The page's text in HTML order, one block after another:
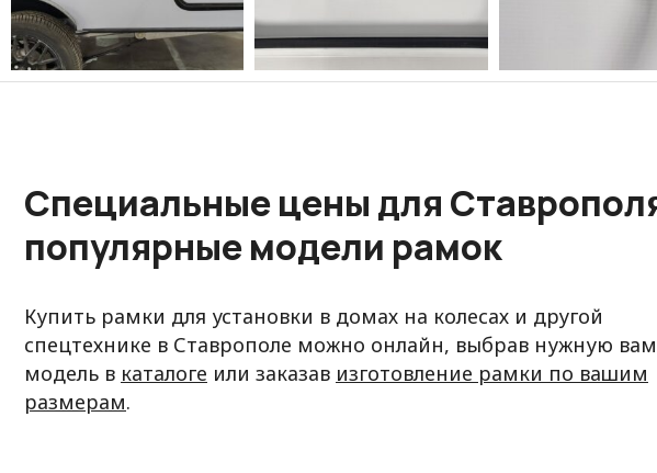
Специальные цены для
популярные модели рамок
Купить рамки для установки в домах на колесах и другой
спецтехнике в Ставрополе можно онлайн, выбрав нужную вам
модель в каталоге или заказав изготовление рамки по вашим
размерам.